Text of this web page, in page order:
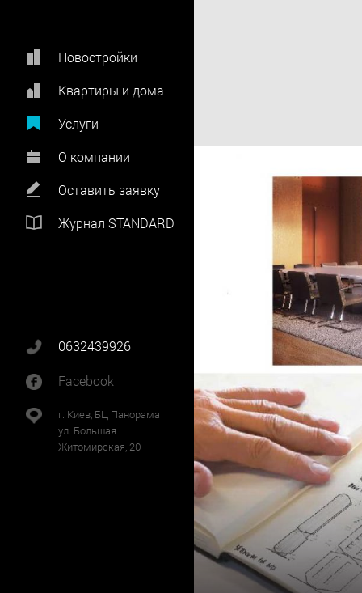
Новостройки
Квартиры и дома
Услуги
О компании
Оставить заявку
Журнал STANDARD
0632439926
Facebook
г. Киев, БЦ Панорама
ул. Большая
Житомирская, 20